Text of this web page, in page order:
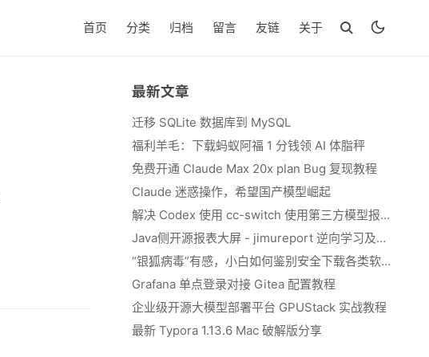
首页 分类 归档 留言 友链 关于
最新文章
迁移 SQLite 数据库到 MySQL
福利羊毛：下载蚂蚁阿福 1 分钱领 AI 体脂秤
免费开通 Claude Max 20x plan Bug 复现教程
Claude 迷惑操作，希望国产模型崛起
解决 Codex 使用 cc-switch 使用第三方模型报错 We&#039;re currently experiencing high demand, which may cause temporary errors.
Java侧开源报表大屏 - jimureport 逆向学习及二开思路
“银狐病毒”有感，小白如何鉴别安全下载各类软件
Grafana 单点登录对接 Gitea 配置教程
企业级开源大模型部署平台 GPUStack 实战教程
最新 Typora 1.13.6 Mac 破解版分享